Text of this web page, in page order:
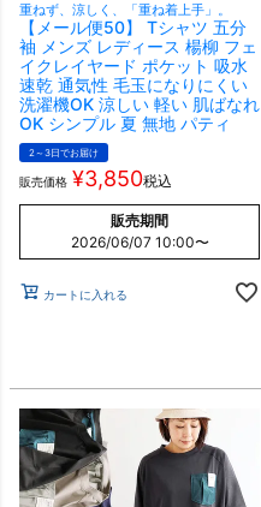
重ねず、涼しく、「重ね着上手」。
【メール便50】 Tシャツ 五分
袖 メンズ レディース 楊柳 フェ
イクレイヤード ポケット 吸水
速乾 通気性 毛玉になりにくい
洗濯機OK 涼しい 軽い 肌ばなれ
OK シンプル 夏 無地 パティ
2～3日でお届け
販売価格 ¥3,850税込
販売期間
2026/06/07 10:00〜
カートに入れる